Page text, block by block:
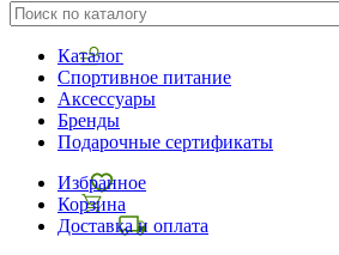
Каталог
Спортивное питание
Аксессуары
Бренды
Подарочные сертификаты
Избранное
Корзина
Доставка и оплата